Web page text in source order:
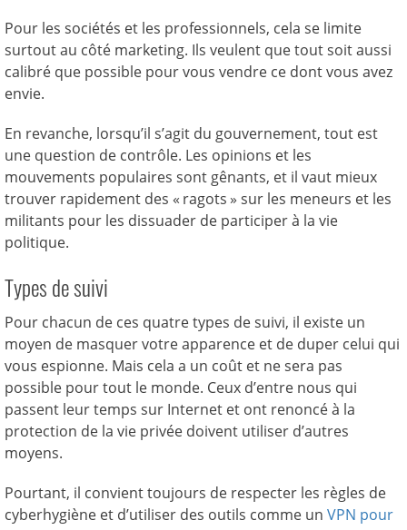
Pour les sociétés et les professionnels, cela se limite
surtout au côté marketing. Ils veulent que tout soit aussi
calibré que possible pour vous vendre ce dont vous avez
envie.
En revanche, lorsqu’il s’agit du gouvernement, tout est
une question de contrôle. Les opinions et les
mouvements populaires sont gênants, et il vaut mieux
trouver rapidement des « ragots » sur les meneurs et les
militants pour les dissuader de participer à la vie
politique.
Types de suivi
Pour chacun de ces quatre types de suivi, il existe un
moyen de masquer votre apparence et de duper celui qui
vous espionne. Mais cela a un coût et ne sera pas
possible pour tout le monde. Ceux d’entre nous qui
passent leur temps sur Internet et ont renoncé à la
protection de la vie privée doivent utiliser d’autres
moyens.
Pourtant, il convient toujours de respecter les règles de
cyberhygiène et d’utiliser des outils comme un VPN pour